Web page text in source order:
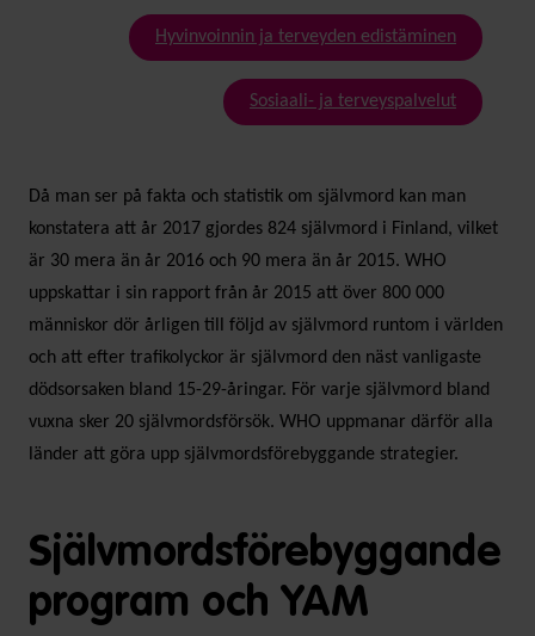
Hyvinvoinnin ja terveyden edistäminen
Sosiaali- ja terveyspalvelut
Då man ser på fakta och statistik om självmord kan man
konstatera att år 2017 gjordes 824 självmord i Finland, vilket
är 30 mera än år 2016 och 90 mera än år 2015. WHO
uppskattar i sin rapport från år 2015 att över 800 000
människor dör årligen till följd av självmord runtom i världen
och att efter trafikolyckor är självmord den näst vanligaste
dödsorsaken bland 15-29-åringar. För varje självmord bland
vuxna sker 20 självmordsförsök. WHO uppmanar därför alla
länder att göra upp självmordsförebyggande strategier.
Självmordsförebyggande
program och YAM